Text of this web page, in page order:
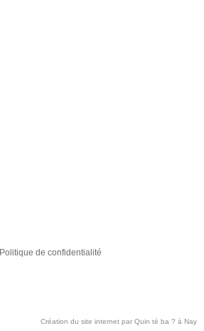
Politique de confidentialité
Création du site internet par Quin té ba ? à Nay